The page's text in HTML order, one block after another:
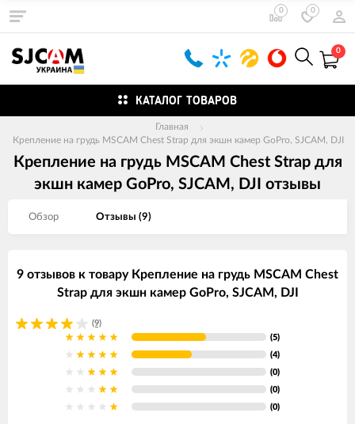
0 0
0
КАТАЛОГ ТОВАРОВ
Главная
Крепление на грудь MSCAM Chest Strap для экшн камер GoPro, SJCAM, DJI
Крепление на грудь MSCAM Chest Strap для
экшн камер GoPro, SJCAM, DJI отзывы
Обзор Отзывы (9)
9 отзывов к товару Крепление на грудь MSCAM Chest
Strap для экшн камер GoPro, SJCAM, DJI
(9)
(5)
(4)
(0)
(0)
(0)